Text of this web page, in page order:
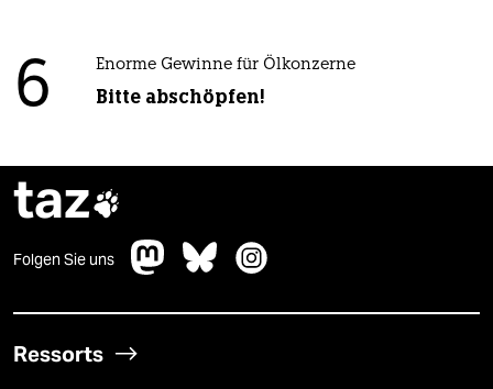
6 Enorme Gewinne für Ölkonzerne
Bitte abschöpfen!
taz
Folgen Sie uns
Ressorts